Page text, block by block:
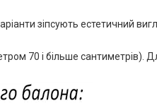
зіпсують естетичний
70 і більше сантиметрів).